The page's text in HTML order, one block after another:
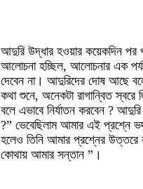
আদুরি উদ্ধার হওয়ার কয়েকদিন পর
আলোচনা হচ্ছিল, আলোচনার এক
দেবেন না। আদুরিদের দোষ আছে
কথা শুনে, অনেকটা রাগান্বিত
বলে এভাবে নির্যাতন করবেন ?
?” ভেবেছিলাম আমার এই প্রশ্নে
হলেও তিনি আমার প্রশ্নের
কোথায় আমার সন্তান ”।